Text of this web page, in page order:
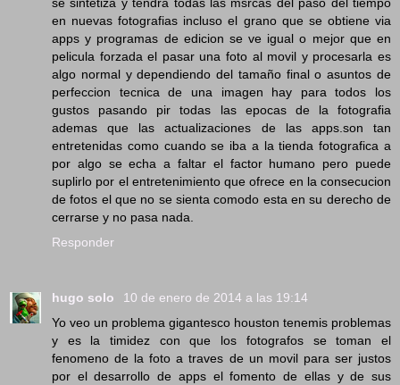
en nuevas fotografias incluso el grano que se obtiene via
apps y programas de edicion se ve igual o mejor que en
pelicula forzada el pasar una foto al movil y procesarla es
algo normal y dependiendo del tamaño final o asuntos de
perfeccion tecnica de una imagen hay para todos los
gustos pasando pir todas las epocas de la fotografia
ademas que las actualizaciones de las apps.son tan
entretenidas como cuando se iba a la tienda fotografica a
por algo se echa a faltar el factor humano pero puede
suplirlo por el entretenimiento que ofrece en la consecucion
de fotos el que no se sienta comodo esta en su derecho de
cerrarse y no pasa nada.
Responder
hugo solo
10 de enero de 2014 a las 19:14
Yo veo un problema gigantesco houston tenemis problemas
y es la timidez con que los fotografos se toman el
fenomeno de la foto a traves de un movil para ser justos
por el desarrollo de apps el fomento de ellas y de sus